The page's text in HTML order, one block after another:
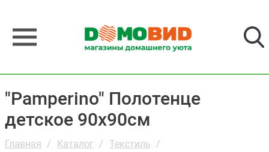
"Pamperino" Полотенце
детское 90х90см
Главная Каталог
Текстиль